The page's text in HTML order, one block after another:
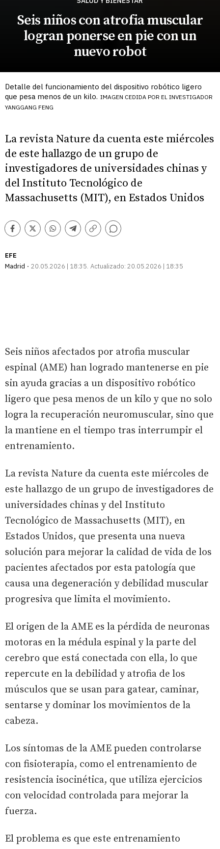
Seis niños con atrofia muscular
logran ponerse en pie con un
nuevo robot
Detalle del funcionamiento del dispositivo robótico ligero
que pesa menos de un kilo. IMAGEN CEDIDA POR EL INVESTIGADOR
YANGGANG FENG
La revista Nature da cuenta este miércoles
de este hallazgo de un grupo de
investigadores de universidades chinas y
del Instituto Tecnológico de
Massachusetts (MIT), en Estados Unidos
Facebook
TwitterWhatsappTelegram
Copiar
Comentarios
EFE
Madrid
20.05.2026 | 18:35 Actualizado: 20.05.2026 | 18:35
Seis niños afectados por atrofia muscular
espinal (AME) han logrado mantenerse en pie
sin ayuda gracias a un dispositivo robótico
ligero que pesa menos de un kilo y que no solo
logra la recuperación neuromuscular, sino que
la mantiene en el tiempo tras interrumpir el
entrenamiento.
La revista Nature da cuenta este miércoles de
este hallazgo de un grupo de investigadores de
universidades chinas y del Instituto
Tecnológico de Massachusetts (MIT), en
Estados Unidos, que presenta una nueva
solución para mejorar la calidad de vida de los
pacientes afectados por esta patología que
causa una degeneración y debilidad muscular
progresiva que limita el movimiento.
El origen de la AME es la pérdida de neuronas
motoras en la médula espinal y la parte del
cerebro que está conectada con ella, lo que
repercute en la debilidad y atrofia de los
músculos que se usan para gatear, caminar,
sentarse y dominar los movimientos de la
cabeza.
Los síntomas de la AME pueden controlarse
con fisioterapia, como el entrenamiento de
resistencia isocinética, que utiliza ejercicios
con velocidad controlada para mejorar la
fuerza.
El problema es que este entrenamiento